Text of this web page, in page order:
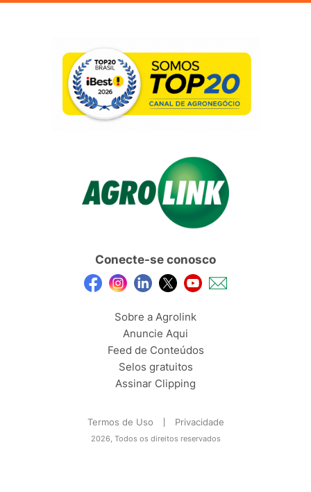
Conecte-se conosco
Sobre a Agrolink
Anuncie Aqui
Feed de Conteúdos
Selos gratuitos
Assinar Clipping
Termos de Uso Privacidade
2026, Todos os direitos reservados